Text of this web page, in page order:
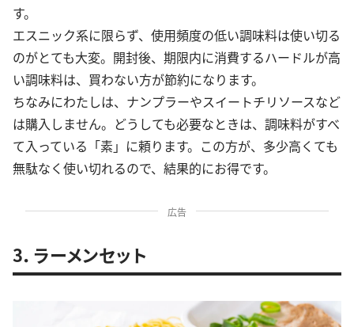
す。
エスニック系に限らず、使用頻度の低い調味料は使い切る
のがとても大変。開封後、期限内に消費するハードルが高
い調味料は、買わない方が節約になります。
ちなみにわたしは、ナンプラーやスイートチリソースなど
は購入しません。どうしても必要なときは、調味料がすべ
て入っている「素」に頼ります。この方が、多少高くても
無駄なく使い切れるので、結果的にお得です。
広告
3．ラーメンセット